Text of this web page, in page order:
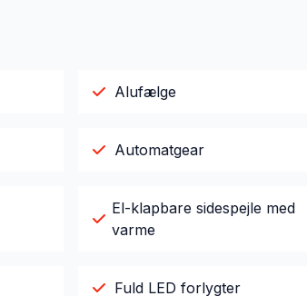
Alufælge
Automatgear
El-klapbare sidespejle med
varme
Fuld LED forlygter